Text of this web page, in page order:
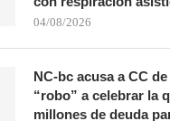
04/08/2026
NC-bc acusa a CC
“robo” a celebrar la
millones de deuda